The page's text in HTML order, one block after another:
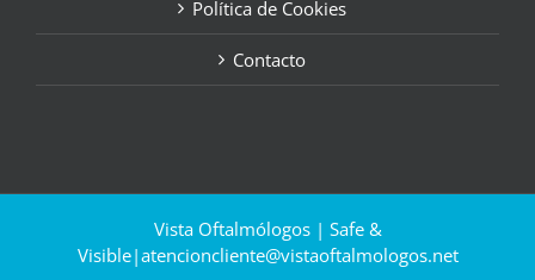
Política de Cookies
Contacto
Vista Oftalmólogos | Safe &
Visible|atencioncliente@vistaoftalmologos.net